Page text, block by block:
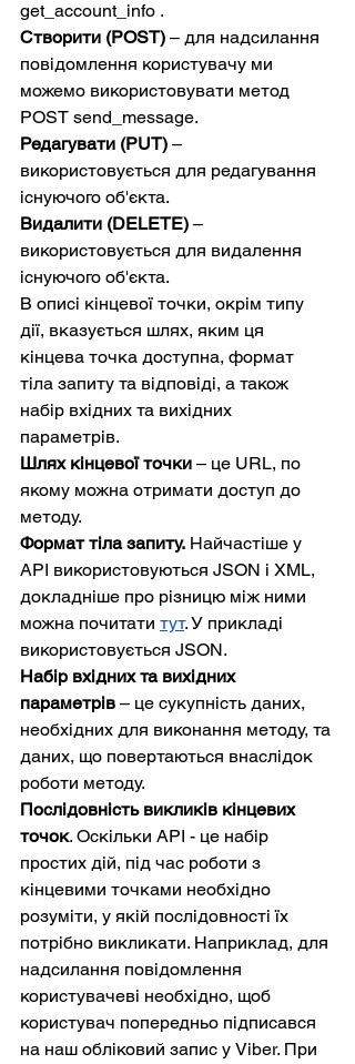
get_account_info .
Створити (POST) – для надсилання
повідомлення користувачу ми
можемо використовувати метод
POST send_message.
Редагувати (PUT) –
використовується для редагування
існуючого об'єкта.
Видалити (DELETE) –
використовується для видалення
існуючого об'єкта.
В описі кінцевої точки, окрім типу
дії, вказується шлях, яким ця
кінцева точка доступна, формат
тіла запиту та відповіді, а також
набір вхідних та вихідних
параметрів.
Шлях кінцевої точки – це URL, по
якому можна отримати доступ до
методу.
Формат тіла запиту. Найчастіше у
API використовуються JSON і XML,
докладніше про різницю між ними
можна почитати тут. У прикладі
використовується JSON.
Набір вхідних та вихідних
параметрів – це сукупність даних,
необхідних для виконання методу, та
даних, що повертаються внаслідок
роботи методу.
Послідовність викликів кінцевих
точок. Оскільки API - це набір
простих дій, під час роботи з
кінцевими точками необхідно
розуміти, у якій послідовності їх
потрібно викликати. Наприклад, для
надсилання повідомлення
користувачеві необхідно, щоб
користувач попередньо підписався
на наш обліковий запис у Viber. При